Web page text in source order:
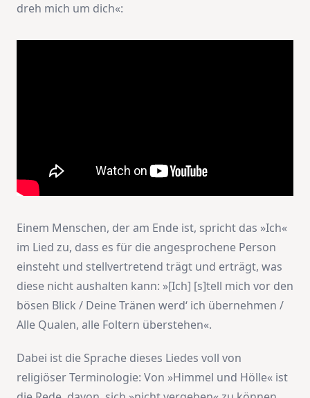
dreh mich um dich«:
Einem Menschen, der am Ende ist, spricht das »Ich«
im Lied zu, dass es für die angesprochene Person
einsteht und stellvertretend trägt und erträgt, was
diese nicht aushalten kann: »[Ich] [s]tell mich vor den
bösen Blick / Deine Tränen werd‘ ich übernehmen /
Alle Qualen, alle Foltern überstehen«.
Dabei ist die Sprache dieses Liedes voll von
religiöser Terminologie: Von »Himmel und Hölle« ist